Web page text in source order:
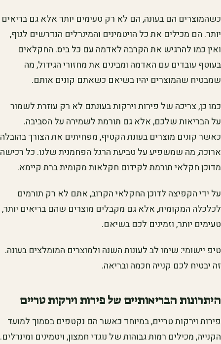
כשהמוצרים הם בעונה, הם לא רק טעימים יותר אלא גם בריאים
יותר. הם מכילים את כל הויטמינים והמינרלים הנדרשים לגוף,
ואין כמו להרגיש את הקרבה לאדמה עם כל ביס. החקלאים
בעוטף עובדים עם האדמה ומבינים את מחזורי הגידול, מה
שמבטיח שהמוצרים יהיו בשיאם כשאתם קונים אותם.
כמו כן, צריכה של פירות וירקות בעונתם לא רק עוזרת לשמור
על הבריאות שלכם, אלא גם תורמת לשמירה על הסביבה.
כאשר קונים מוצרים בעונת הקטיף, מפחיתים את הצורך בהובלה
ארוכה, מה שמשפיע על טביעת הרגל הפחמנית שלנו. כל רכישה
מדוכן חקלאי תורמת לקידום חקלאות מקומית ברת קיימא.
על ידי הקפיצה לדוכן החקלאי הקרוב, אתם לא רק תורמים
לכלכלה המקומית, אלא גם מקבלים מוצרים שהם בריאים יותר,
טעימים יותר, וזמינים לכם בשיאם.
טיפ יישומי: שימו לב לעונות השנה ולמוצרים המומלצים בעונה.
זה יבטיח לכם קנייה חכמה ובריאה.
היתרונות הבריאותיים של פירות וירקות טריים
פירות וירקות טריים, במיוחד כאשר הם נקטפים בסמוך למועד
הקנייה, מכילים רמות גבוהות של נוגדי חמצון, ויטמינים ומינרלים.